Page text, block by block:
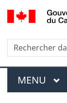
Rechercher
dans
Canada.ca
Menu
MENU